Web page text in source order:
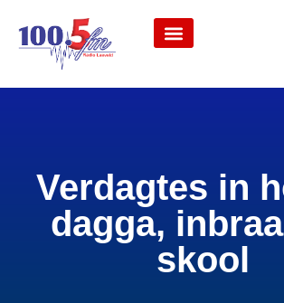
Verdagtes in
dagga,
skool